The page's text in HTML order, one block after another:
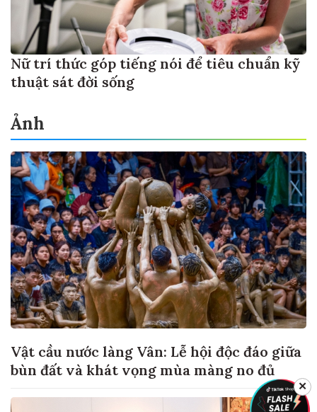
Nữ trí thức góp tiếng nói để tiêu chuẩn kỹ
thuật sát đời sống
Ảnh
Vật cầu nước làng Vân: Lễ hội độc đáo giữa
bùn đất và khát vọng mùa màng no đủ
✕